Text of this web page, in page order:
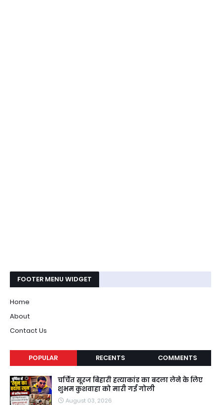
FOOTER MENU WIDGET
Home
About
Contact Us
POPULAR RECENTS COMMENTS
चर्चित सूरज बिहारी हत्याकांड का बदला लेने के लिए
शुभम कुशवाहा को मारी गई गोली
August 03, 2026